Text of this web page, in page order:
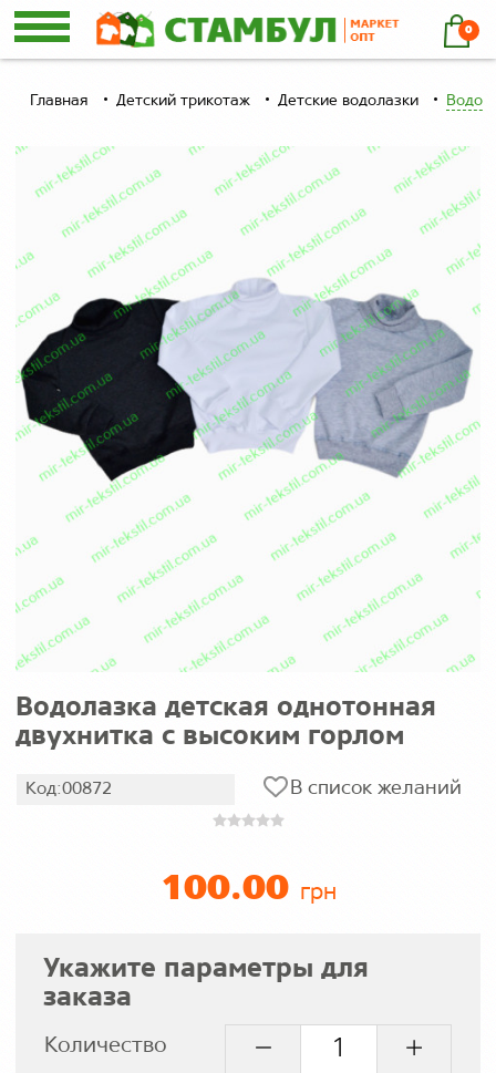
0
Главная Детский трикотаж Детские водолазки
Водолазка детская однотонная
двухнитка с высоким горлом
Код:00872 В список желаний
100.00 грн
Укажите параметры для
заказа
Количество